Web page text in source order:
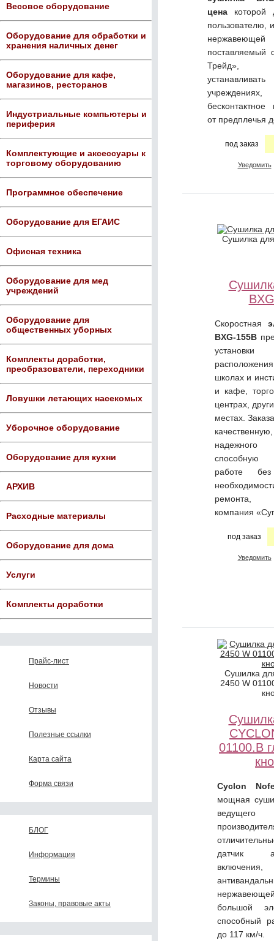
Весовое оборудование
Оборудование для обработки и
хранения наличных денег
Оборудование для кафе,
магазинов, ресторанов
Индустриальные компьютеры и
периферия
Комплектующие и аксессуары к
торговому оборудованию
Программное обеспечение
Оборудование для ЕГАИС
Офисная техника
Оборудование для мед
учреждений
Оборудование для
общественных уборных
Комплекты доработки,
преобразователи, переходники
Ловушки летающих насекомых
Уборочное оборудование
Оборудование для кухни
АРХИВ
Расходные материалы
Оборудование для дома
Услуги
Комплекты доработки
Прайс-лист
Новости
Отзывы
Полезные ссылки
Карта сайта
Форма связи
БЛОГ
Информация
Термины
Законы, правовые акты
ценакоторой
пользователю,
нержавеющей
поставляемый
Трейд»,
учреждениях,
от предплечья
под заказ
Уведомить
Сушилка
Скоростная
BXG-155В
школах и
и кафе,
центрах,
местах.
надежного
способную
работе
ремонта,
компания
под заказ
Уведомить
Сушилка
2450 W
01100.B
Cyclon
мощная
ведущего
датчик
большой
способный
до 117 км/ч.